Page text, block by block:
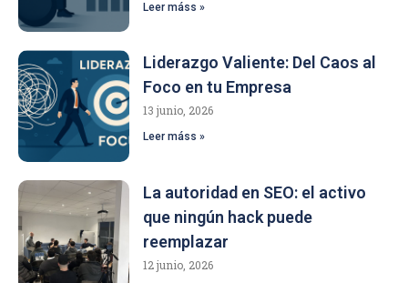
Leer máss »
Liderazgo Valiente: Del Caos al
Foco en tu Empresa
13 junio, 2026
Leer máss »
La autoridad en SEO: el activo
que ningún hack puede
reemplazar
12 junio, 2026